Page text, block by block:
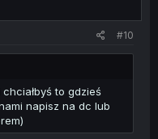
#10
to gdzieś
napisz na dc lub